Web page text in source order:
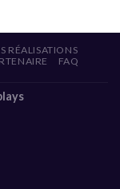
RÉALISATIONS
FAQ